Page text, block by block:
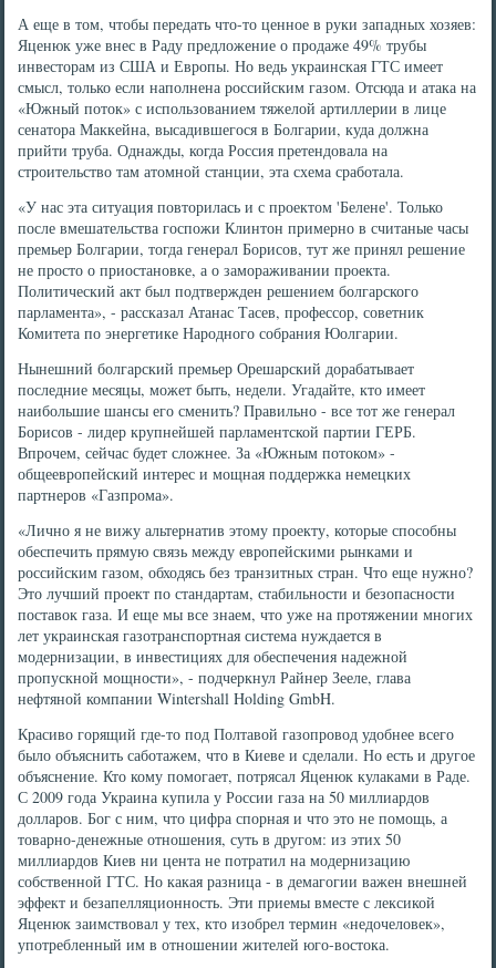
А еще в том, чтобы передать что-то ценное в руки западных хозяев:
Яценюк уже внес в Раду предложение о продаже 49% трубы
инвесторам из США и Европы. Но ведь украинская ГТС имеет
смысл, только если наполнена российским газом. Отсюда и атака на
«Южный поток» с использованием тяжелой артиллерии в лице
сенатора Маккейна, высадившегося в Болгарии, куда должна
прийти труба. Однажды, когда Россия претендовала на
строительство там атомной станции, эта схема сработала.
«У нас эта ситуация повторилась и с проектом 'Белене'. Только
после вмешательства госпожи Клинтон примерно в считаные часы
премьер Болгарии, тогда генерал Борисов, тут же принял решение
не просто о приостановке, а о замораживании проекта.
Политический акт был подтвержден решением болгарского
парламента», - рассказал Атанас Тасев, профессор, советник
Комитета по энергетике Народного собрания Юолгарии.
Нынешний болгарский премьер Орешарский дорабатывает
последние месяцы, может быть, недели. Угадайте, кто имеет
наибольшие шансы его сменить? Правильно - все тот же генерал
Борисов - лидер крупнейшей парламентской партии ГЕРБ.
Впрочем, сейчас будет сложнее. За «Южным потоком» -
общеевропейский интерес и мощная поддержка немецких
партнеров «Газпрома».
«Лично я не вижу альтернатив этому проекту, которые способны
обеспечить прямую связь между европейскими рынками и
российским газом, обходясь без транзитных стран. Что еще нужно?
Это лучший проект по стандартам, стабильности и безопасности
поставок газа. И еще мы все знаем, что уже на протяжении многих
лет украинская газотранспортная система нуждается в
модернизации, в инвестициях для обеспечения надежной
пропускной мощности», - подчеркнул Райнер Зееле, глава
нефтяной компании Wintershall Holding GmbH.
Красиво горящий где-то под Полтавой газопровод удобнее всего
было объяснить саботажем, что в Киеве и сделали. Но есть и другое
объяснение. Кто кому помогает, потрясал Яценюк кулаками в Раде.
С 2009 года Украина купила у России газа на 50 миллиардов
долларов. Бог с ним, что цифра спорная и что это не помощь, а
товарно-денежные отношения, суть в другом: из этих 50
миллиардов Киев ни цента не потратил на модернизацию
собственной ГТС. Но какая разница - в демагогии важен внешней
эффект и безапелляционность. Эти приемы вместе с лексикой
Яценюк заимствовал у тех, кто изобрел термин «недочеловек»,
употребленный им в отношении жителей юго-востока.